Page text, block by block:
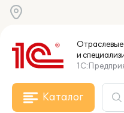
Отраслевые
и
Каталог